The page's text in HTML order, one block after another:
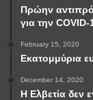
Πρώην
για την COVID-
February 15, 2020
Εκατομμύρια
December 14, 2020
Η Ελβετία δεν